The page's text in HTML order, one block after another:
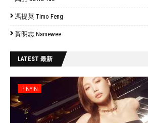
馮提莫 Timo Feng
黃明志 Namewee
LATEST 最新
PINYIN